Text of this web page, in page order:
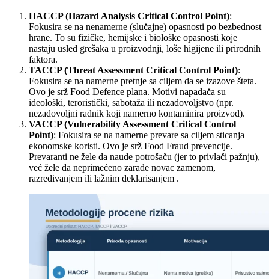
HACCP (Hazard Analysis Critical Control Point):
Fokusira se na nenamerne (slučajne) opasnosti po bezbednost
hrane. To su fizičke, hemijske i biološke opasnosti koje
nastaju usled grešaka u proizvodnji, loše higijene ili prirodnih
faktora.
TACCP (Threat Assessment Critical Control Point):
Fokusira se na namerne pretnje sa ciljem da se izazove šteta.
Ovo je srž Food Defence plana. Motivi napadača su
ideološki, teroristički, sabotaža ili nezadovoljstvo (npr.
nezadovoljni radnik koji namerno kontaminira proizvod).
VACCP (Vulnerability Assessment Critical Control
Point): Fokusira se na namerne prevare sa ciljem sticanja
ekonomske koristi. Ovo je srž Food Fraud prevencije.
Prevaranti ne žele da naude potrošaču (jer to privlači pažnju),
već žele da neprimećeno zarade novac zamenom,
razređivanjem ili lažnim deklarisanjem .